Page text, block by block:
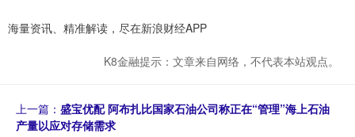
海量资讯、精准解读，尽在新浪财经APP
K8金融提示：文章来自网络，不代表本站观点。
上一篇： 盛宝优配 阿布扎比国家石油公司称正在“管理”海上石油
产量以应对存储需求